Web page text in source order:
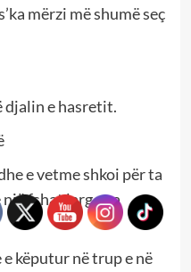
mërzi më shumë seç
djalin e hasretit.
e vetme shkoi për ta
fshat larg nga
këputur në trup e në